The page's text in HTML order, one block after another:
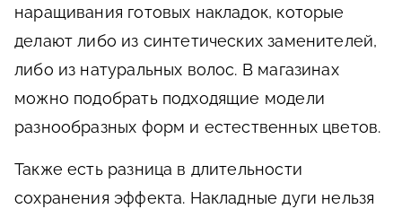
наращивания готовых накладок, которые
делают либо из синтетических заменителей,
либо из натуральных волос. В магазинах
можно подобрать подходящие модели
разнообразных форм и естественных цветов.
Также есть разница в длительности
сохранения эффекта. Накладные дуги нельзя